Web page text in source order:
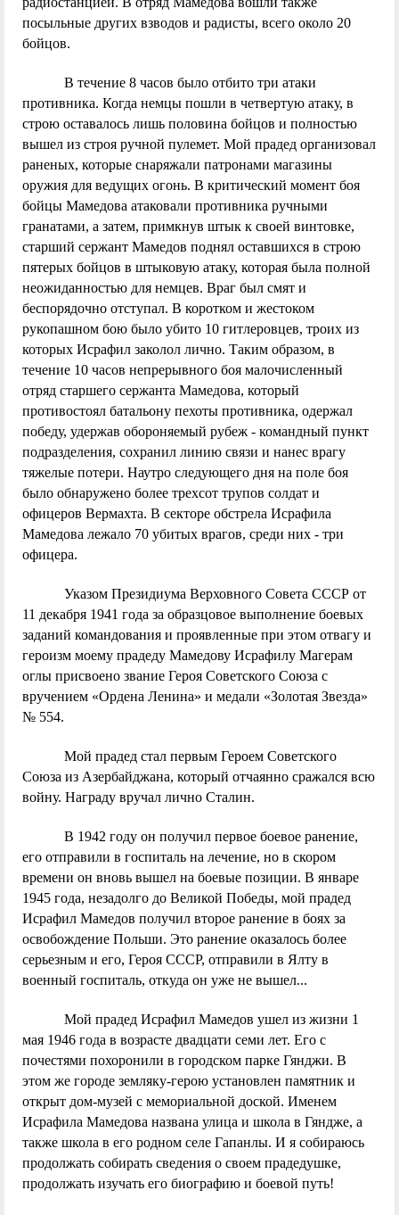
посыльные других взводов и радисты, всего около 20
бойцов.
В течение 8 часов было отбито три атаки
противника. Когда немцы пошли в четвертую атаку, в
строю оставалось лишь половина бойцов и полностью
вышел из строя ручной пулемет. Мой прадед организовал
раненых, которые снаряжали патронами магазины
оружия для ведущих огонь. В критический момент боя
бойцы Мамедова атаковали противника ручными
гранатами, а затем, примкнув штык к своей винтовке,
старший сержант Мамедов поднял оставшихся в строю
пятерых бойцов в штыковую атаку, которая была полной
неожиданностью для немцев. Враг был смят и
беспорядочно отступал. В коротком и жестоком
рукопашном бою было убито 10 гитлеровцев, троих из
которых Исрафил заколол лично. Таким образом, в
течение 10 часов непрерывного боя малочисленный
отряд старшего сержанта Мамедова, который
противостоял батальону пехоты противника, одержал
победу, удержав обороняемый рубеж - командный пункт
подразделения, сохранил линию связи и нанес врагу
тяжелые потери. Наутро следующего дня на поле боя
было обнаружено более трехсот трупов солдат и
офицеров Вермахта. В секторе обстрела Исрафила
Мамедова лежало 70 убитых врагов, среди них - три
офицера.
Указом Президиума Верховного Совета СССР от
11 декабря 1941 года за образцовое выполнение боевых
заданий командования и проявленные при этом отвагу и
героизм моему прадеду Мамедову Исрафилу Магерам
оглы присвоено звание Героя Советского Союза с
вручением «Ордена Ленина» и медали «Золотая Звезда»
№ 554.
Мой прадед стал первым Героем Советского
Союза из Азербайджана, который отчаянно сражался всю
войну. Награду вручал лично Сталин.
В 1942 году он получил первое боевое ранение,
его отправили в госпиталь на лечение, но в скором
времени он вновь вышел на боевые позиции. В январе
1945 года, незадолго до Великой Победы, мой прадед
Исрафил Мамедов получил второе ранение в боях за
освобождение Польши. Это ранение оказалось более
серьезным и его, Героя СССР, отправили в Ялту в
военный госпиталь, откуда он уже не вышел...
Мой прадед Исрафил Мамедов ушел из жизни 1
мая 1946 года в возрасте двадцати семи лет. Его с
почестями похоронили в городском парке Гянджи. В
этом же городе земляку-герою установлен памятник и
открыт дом-музей с мемориальной доской. Именем
Исрафила Мамедова названа улица и школа в Гяндже, а
также школа в его родном селе Гапанлы. И я собираюсь
продолжать собирать сведения о своем прадедушке,
продолжать изучать его биографию и боевой путь!